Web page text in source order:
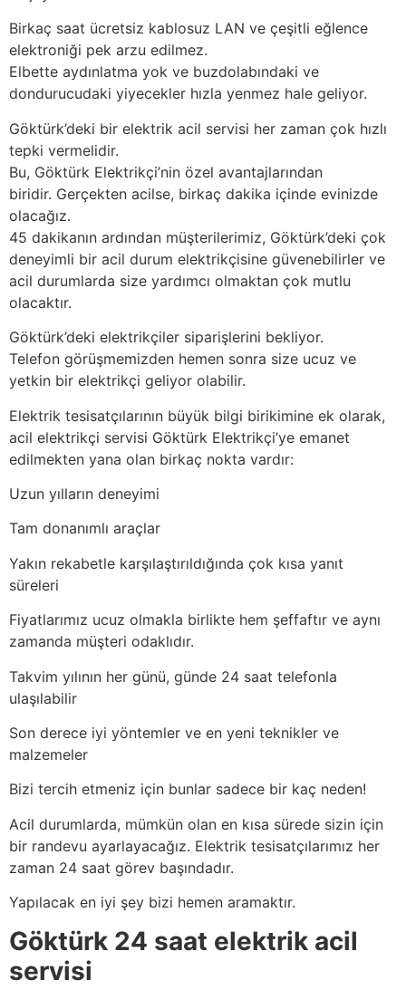
Birkaç saat ücretsiz kablosuz LAN ve çeşitli eğlence
elektroniği pek arzu edilmez.
Elbette aydınlatma yok ve buzdolabındaki ve
dondurucudaki yiyecekler hızla yenmez hale geliyor.
Göktürk’deki bir elektrik acil servisi her zaman çok hızlı
tepki vermelidir.
Bu, Göktürk Elektrikçi’nin özel avantajlarından
biridir. Gerçekten acilse, birkaç dakika içinde evinizde
olacağız.
45 dakikanın ardından müşterilerimiz, Göktürk’deki çok
deneyimli bir acil durum elektrikçisine güvenebilirler ve
acil durumlarda size yardımcı olmaktan çok mutlu
olacaktır.
Göktürk’deki elektrikçiler siparişlerini bekliyor.
Telefon görüşmemizden hemen sonra size ucuz ve
yetkin bir elektrikçi geliyor olabilir.
Elektrik tesisatçılarının büyük bilgi birikimine ek olarak,
acil elektrikçi servisi Göktürk Elektrikçi’ye emanet
edilmekten yana olan birkaç nokta vardır:
Uzun yılların deneyimi
Tam donanımlı araçlar
Yakın rekabetle karşılaştırıldığında çok kısa yanıt
süreleri
Fiyatlarımız ucuz olmakla birlikte hem şeffaftır ve aynı
zamanda müşteri odaklıdır.
Takvim yılının her günü, günde 24 saat telefonla
ulaşılabilir
Son derece iyi yöntemler ve en yeni teknikler ve
malzemeler
Bizi tercih etmeniz için bunlar sadece bir kaç neden!
Acil durumlarda, mümkün olan en kısa sürede sizin için
bir randevu ayarlayacağız. Elektrik tesisatçılarımız her
zaman 24 saat görev başındadır.
Yapılacak en iyi şey bizi hemen aramaktır.
Göktürk 24 saat elektrik acil
servisi